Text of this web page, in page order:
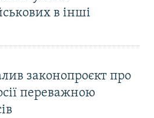
в інші
законопроєкт про
переважною